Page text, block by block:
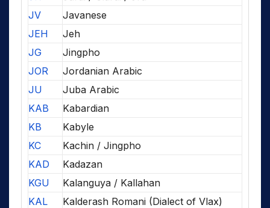
JV
Javanese
JEH
Jeh
JG
Jingpho
JOR
Jordanian Arabic
JU
Juba Arabic
KAB
Kabardian
KB
Kabyle
KC
Kachin / Jingpho
KAD
Kadazan
KGU
Kalanguya / Kallahan
KAL
Kalderash Romani (Dialect of Vlax)